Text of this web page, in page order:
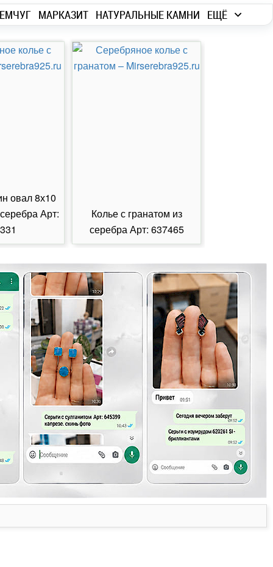
МАРКАЗИТ НАТУРАЛЬНЫЕ КАМНИ ЕЩЁ
овал 8х10
Арт:
Колье с гранатом из
серебра Арт: 637465